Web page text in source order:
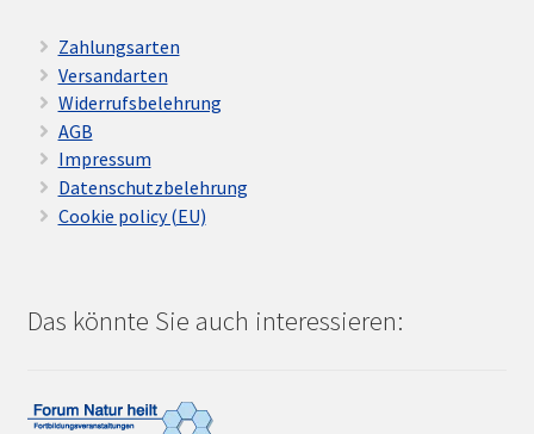
Zahlungsarten
Versandarten
Widerrufsbelehrung
AGB
Impressum
Datenschutzbelehrung
Cookie policy (EU)
Das könnte Sie auch interessieren: